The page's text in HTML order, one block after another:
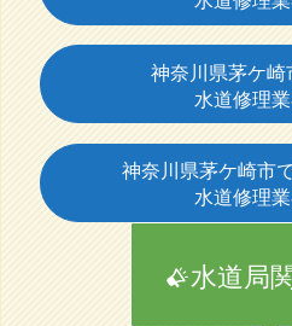
神奈川県茅ケ
水道修理
神奈川県茅ケ崎市
水道修理
水道局